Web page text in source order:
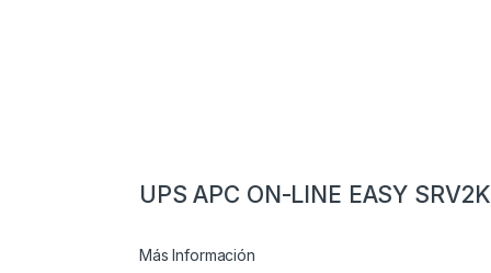
UPS APC ON-LINE EASY
Más Información